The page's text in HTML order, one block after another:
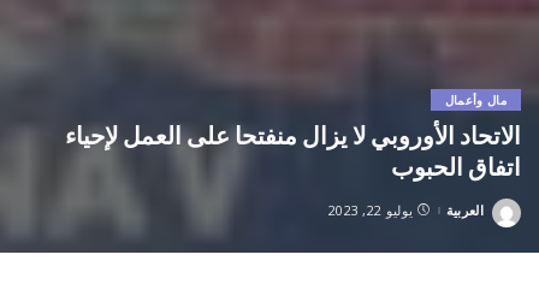
مال وأعمال
الاتحاد الأوروبي لا يزال منفتحا على العمل لإحياء
اتفاق الحبوب
Posted
العربية يوليو 22, 2023